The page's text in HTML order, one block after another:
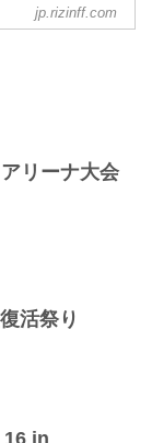
販売終了のお知ら
9月12日付けで終
宜しくお願い致
in SAITAMA
開場 / 14:00開
jp.rizinff.com
リーナ大会
活祭り